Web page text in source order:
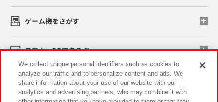
ゲーム機をさがす
スマホ・PCであそぶ
イベント・キャンペーン
We collect unique personal identifiers such as cookies to
analyze our traffic and to personalize content and ads. We
share information about your use of our website with our
analytics and advertising partners, who may combine it with